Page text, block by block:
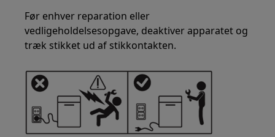
Før enhver reparation eller
vedligeholdelsesopgave, deaktiver apparatet og
træk stikket ud af stikkontakten.